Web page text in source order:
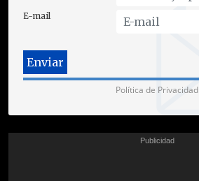
E-mail
Política de Privacidad